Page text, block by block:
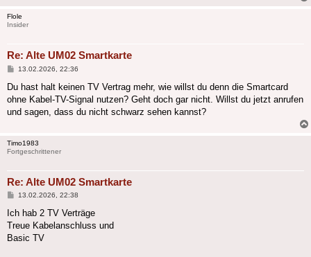
Flole
Insider
Re: Alte UM02 Smartkarte
Beitrag
13.02.2026, 22:36
Du hast halt keinen TV Vertrag mehr, wie willst du denn die Smartcard
ohne Kabel-TV-Signal nutzen? Geht doch gar nicht. Willst du jetzt anrufen
und sagen, dass du nicht schwarz sehen kannst?
Timo1983
Fortgeschrittener
Re: Alte UM02 Smartkarte
Beitrag
13.02.2026, 22:38
Ich hab 2 TV Verträge
Treue Kabelanschluss und
Basic TV